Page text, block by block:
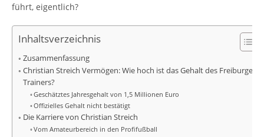
führt, eigentlich?
Inhaltsverzeichnis
Zusammenfassung
Christian Streich Vermögen: Wie hoch ist das Gehalt des Freiburger
Trainers?
Geschätztes Jahresgehalt von 1,5 Millionen Euro
Offizielles Gehalt nicht bestätigt
Die Karriere von Christian Streich
Vom Amateurbereich in den Profifußball